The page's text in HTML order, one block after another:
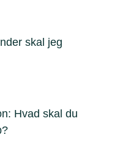
skal jeg
Hvad skal du